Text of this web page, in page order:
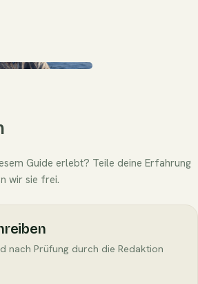
Guide erlebt? Teile deine Erfahrung
wir sie frei.
nach Prüfung durch die Redaktion